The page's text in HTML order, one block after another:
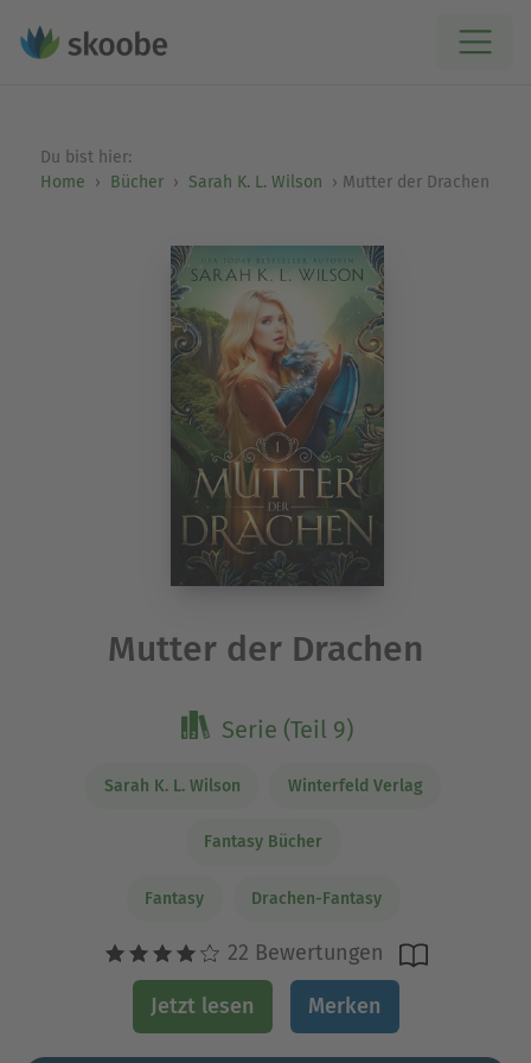
Du bist hier:
Home
Bücher Sarah K. L. Wilson Mutter der Drachen
Mutter der Drachen
Serie (Teil 9)
Sarah K. L. Wilson Winterfeld Verlag
Fantasy Bücher
Fantasy Drachen-Fantasy
22 Bewertungen
Jetzt lesen Merken